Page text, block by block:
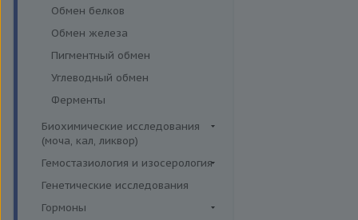
Обмен белков
Обмен железа
Пигментный обмен
Углеводный обмен
Ферменты
Биохимические исследования
(моча, кал, ликвор)
Ликвор
Гемостазиология и изосерология
Гемостазиология
Иммуногематология
Генетические исследования
Гормоны